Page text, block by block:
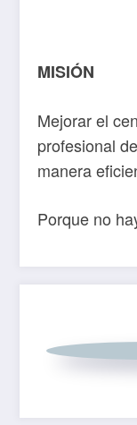
MISIÓN
Mejorar el
profesional
manera
Porque no